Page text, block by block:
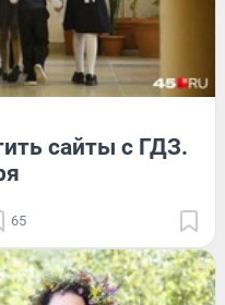
сайты с ГДЗ.
65